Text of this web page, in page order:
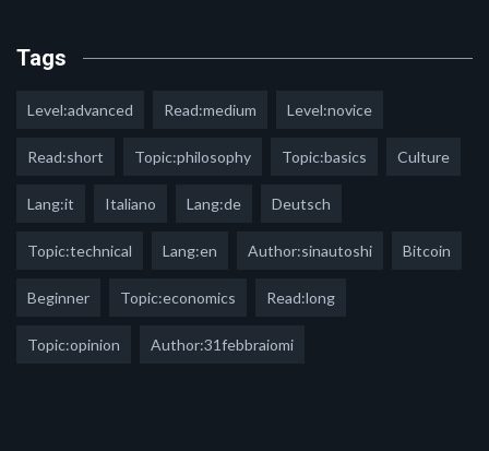
Tags
Level:advanced Read:medium Level:novice
Read:short Topic:philosophy Topic:basics Culture
Lang:it Italiano Lang:de Deutsch
Topic:technical Lang:en Author:sinautoshi Bitcoin
Beginner Topic:economics Read:long
Topic:opinion Author:31febbraiomi